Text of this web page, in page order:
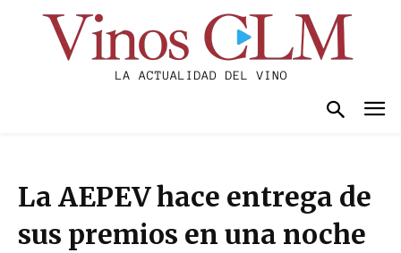
La AEPEV hace entrega de
sus premios en una noche